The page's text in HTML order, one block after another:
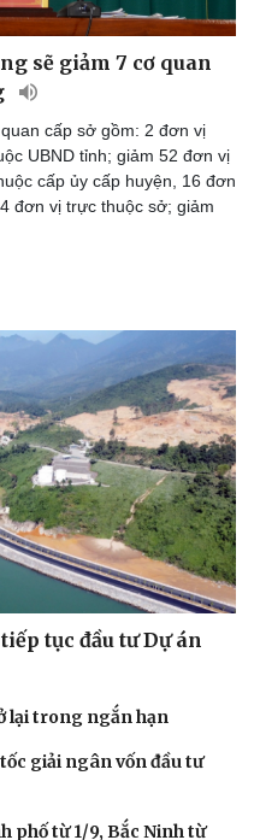
sẽ giảm 7 cơ quan
cấp sở gồm: 2 đơn vị
UBND tỉnh; giảm 52 đơn vị
cấp ủy cấp huyện, 16 đơn
đơn vị trực thuộc sở; giảm
tục đầu tư Dự án
lại trong ngắn hạn
giải ngân vốn đầu tư
phố từ 1/9, Bắc Ninh từ